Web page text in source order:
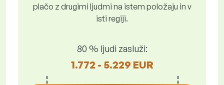
plačo z drugimi ljudmi na istem položaju in v
isti regiji.
80 % ljudi zasluži:
1.772 - 5.229 EUR